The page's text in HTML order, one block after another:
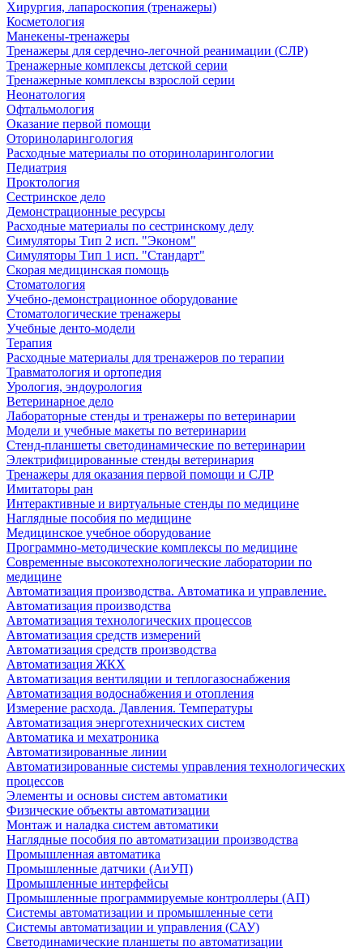
Хирургия, лапароскопия (тренажеры)
Косметология
Манекены-тренажеры
Тренажеры для сердечно-легочной реанимации (СЛР)
Тренажерные комплексы детской серии
Тренажерные комплексы взрослой серии
Неонатология
Офтальмология
Оказание первой помощи
Оториноларингология
Расходные материалы по оториноларингологии
Педиатрия
Проктология
Сестринское дело
Демонстрационные ресурсы
Расходные материалы по сестринскому делу
Симуляторы Тип 2 исп. "Эконом"
Симуляторы Тип 1 исп. "Стандарт"
Скорая медицинская помощь
Стоматология
Учебно-демонстрационное оборудование
Стоматологические тренажеры
Учебные денто-модели
Терапия
Расходные материалы для тренажеров по терапии
Травматология и ортопедия
Урология, эндоурология
Ветеринарное дело
Лабораторные стенды и тренажеры по ветеринарии
Модели и учебные макеты по ветеринарии
Стенд-планшеты светодинамические по ветеринарии
Электрифицированные стенды ветеринария
Тренажеры для оказания первой помощи и СЛР
Имитаторы ран
Интерактивные и виртуальные стенды по медицине
Наглядные пособия по медицине
Медицинское учебное оборудование
Программно-методические комплексы по медицине
Современные высокотехнологические лаборатории по
медицине
Автоматизация производства. Автоматика и управление.
Автоматизация производства
Автоматизация технологических процессов
Автоматизация средств измерений
Автоматизация средств производства
Автоматизация ЖКХ
Автоматизация вентиляции и теплогазоснабжения
Автоматизация водоснабжения и отопления
Измерение расхода. Давления. Температуры
Автоматизация энерготехнических систем
Автоматика и мехатроника
Автоматизированные линии
Автоматизированные системы управления технологических
процессов
Элементы и основы систем автоматики
Физические объекты автоматизации
Монтаж и наладка систем автоматики
Наглядные пособия по автоматизации производства
Промышленная автоматика
Промышленные датчики (АиУП)
Промышленные интерфейсы
Промышленные программируемые контроллеры (АП)
Системы автоматизации и промышленные сети
Системы автоматизации и управления (САУ)
Светодинамические планшеты по автоматизации